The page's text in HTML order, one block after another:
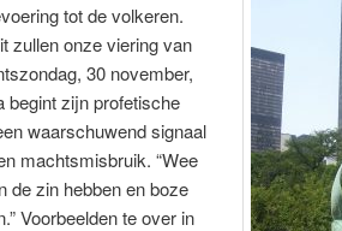
tot de volkeren.
zullen onze viering van
30 november,
begint zijn profetische
waarschuwend signaal
machtsmisbruik. “Wee
de zin hebben en boze
Voorbeelden te over in